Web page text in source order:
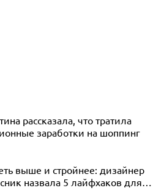
рассказала, что тратила
заработки на шоппинг
выше и стройнее: дизайнер
назвала 5 лайфхаков для